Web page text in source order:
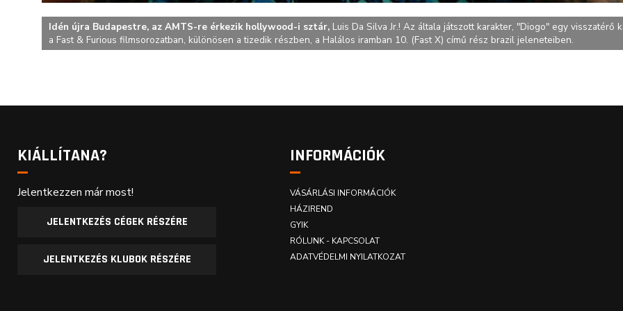
Idén újra Budapestre, az AMTS-re érkezik hollywood-i sztár, Luis Da Silva Jr.! Az általa játszott karakter, "Diogo" egy visszatérő
a Fast & Furious filmsorozatban, különösen a tizedik részben, a Halálos iramban 10. (Fast X) című rész brazil jeleneteiben.
KIÁLLÍTANA?
Jelentkezzen már most!
JELENTKEZÉS CÉGEK RÉSZÉRE
JELENTKEZÉS KLUBOK RÉSZÉRE
INFORMÁCIÓK
VÁSÁRLÁSI INFORMÁCIÓK
HÁZIREND
GYIK
RÓLUNK - KAPCSOLAT
ADATVÉDELMI NYILATKOZAT